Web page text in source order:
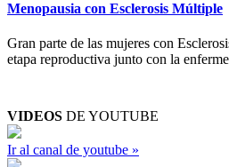
Menopausia con Esclerosis Múltiple
Gran parte de las mujeres con
etapa reproductiva junto con la
VIDEOS DE YOUTUBE
Ir al canal de youtube »